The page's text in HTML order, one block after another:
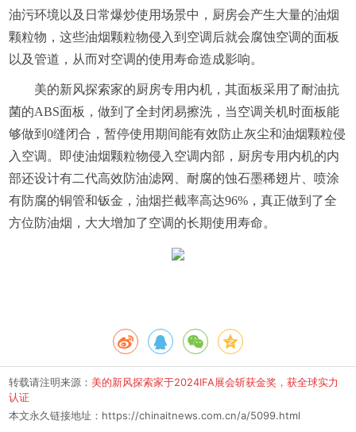
油污环境以及日常爆炒使用场景中，厨房会产生大量的油烟
颗粒物，这些油烟颗粒物侵入到空调后就会腐蚀空调的面板
以及管道，从而对空调的使用寿命造成影响。
美的新风探索家的厨房专用内机，其面板采用了耐油抗
菌的ABS面板，做到了全封闭易擦洗，当空调关机时面板能
够做到0缝闭合，暂停使用期间能有效防止灰尘和油烟颗粒侵
入空调。即使油烟颗粒物侵入空调内部，厨房专用内机的内
部还设计有二代高效防油滤网、耐腐的蚀石墨稀翅片、喷涂
有防腐的铜管和钣金，油烟拦截率高达96%，真正做到了全
方位防油烟，大大增加了空调的长期使用寿命。
转载请注明来源： 美的新风探索家于2024IFA展会斩获金奖，获全球实力
认证
本文永久链接地址： https://chinaitnews.com.cn/a/5099.html